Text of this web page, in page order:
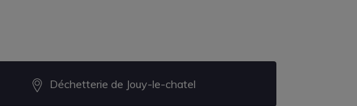
Déchetterie de Jouy-le-chatel